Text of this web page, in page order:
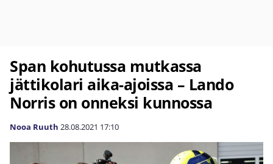
Span kohutussa mutkassa
jättikolari aika-ajoissa – Lando
Norris on onneksi kunnossa
Nooa Ruuth 28.08.2021 17:10